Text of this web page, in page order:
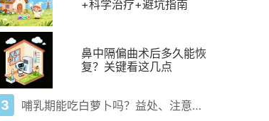
+科学治疗+避坑指南
鼻中隔偏曲术后多久能恢
复？关键看这几点
3 哺乳期能吃白萝卜吗？益处、注意事项一次说清